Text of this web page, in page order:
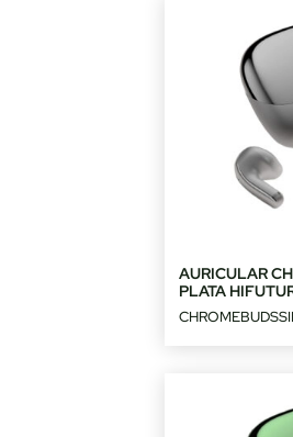
AURICULAR
PLATA